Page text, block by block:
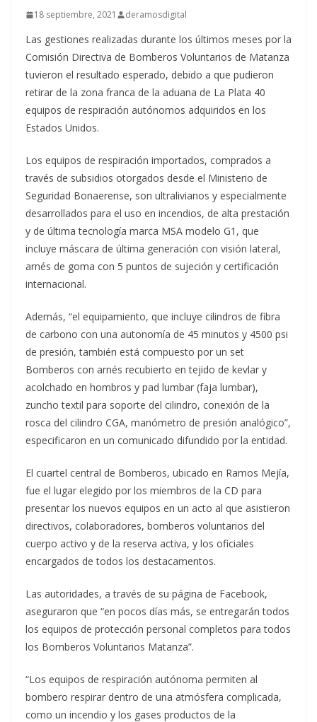
18 septiembre, 2021 deramosdigital
Las gestiones realizadas durante los últimos meses por la
Comisión Directiva de Bomberos Voluntarios de Matanza
tuvieron el resultado esperado, debido a que pudieron
retirar de la zona franca de la aduana de La Plata 40
equipos de respiración autónomos adquiridos en los
Estados Unidos.
Los equipos de respiración importados, comprados a
través de subsidios otorgados desde el Ministerio de
Seguridad Bonaerense, son ultralivianos y especialmente
desarrollados para el uso en incendios, de alta prestación
y de última tecnología marca MSA modelo G1, que
incluye máscara de última generación con visión lateral,
arnés de goma con 5 puntos de sujeción y certificación
internacional.
Además, “el equipamiento, que incluye cilindros de fibra
de carbono con una autonomía de 45 minutos y 4500 psi
de presión, también está compuesto por un set
Bomberos con arnés recubierto en tejido de kevlar y
acolchado en hombros y pad lumbar (faja lumbar),
zuncho textil para soporte del cilindro, conexión de la
rosca del cilindro CGA, manómetro de presión analógico”,
especificaron en un comunicado difundido por la entidad.
El cuartel central de Bomberos, ubicado en Ramos Mejía,
fue el lugar elegido por los miembros de la CD para
presentar los nuevos equipos en un acto al que asistieron
directivos, colaboradores, bomberos voluntarios del
cuerpo activo y de la reserva activa, y los oficiales
encargados de todos los destacamentos.
Las autoridades, a través de su página de Facebook,
aseguraron que “en pocos días más, se entregarán todos
los equipos de protección personal completos para todos
los Bomberos Voluntarios Matanza”.
“Los equipos de respiración autónoma permiten al
bombero respirar dentro de una atmósfera complicada,
como un incendio y los gases productos de la